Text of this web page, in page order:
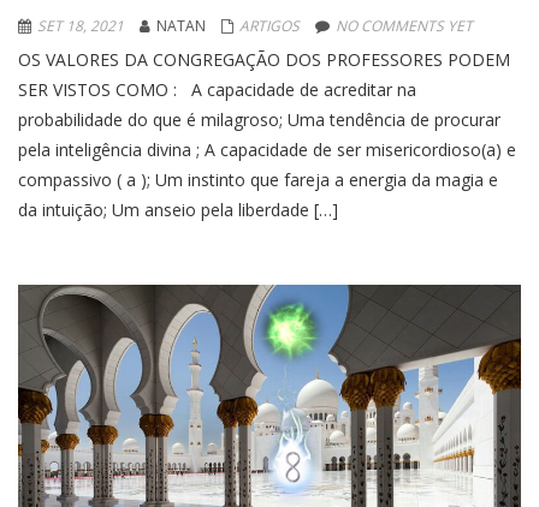
SET 18, 2021 NATAN ARTIGOS NO COMMENTS YET
OS VALORES DA CONGREGAÇÃO DOS PROFESSORES PODEM
SER VISTOS COMO : A capacidade de acreditar na
probabilidade do que é milagroso; Uma tendência de procurar
pela inteligência divina ; A capacidade de ser misericordioso(a) e
compassivo ( a ); Um instinto que fareja a energia da magia e
da intuição; Um anseio pela liberdade […]